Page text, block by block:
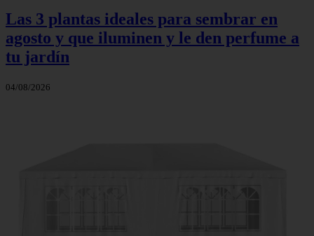
Las 3 plantas ideales para sembrar en
agosto y que iluminen y le den perfume a
tu jardín
04/08/2026